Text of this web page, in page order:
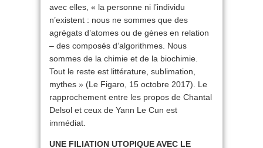
avec elles, « la personne ni l’individu
n’existent : nous ne sommes que des
agrégats d’atomes ou de gènes en relation
– des composés d’algorithmes. Nous
sommes de la chimie et de la biochimie.
Tout le reste est littérature, sublimation,
mythes » (Le Figaro, 15 octobre 2017). Le
rapprochement entre les propos de Chantal
Delsol et ceux de Yann Le Cun est
immédiat.
UNE FILIATION UTOPIQUE AVEC LE